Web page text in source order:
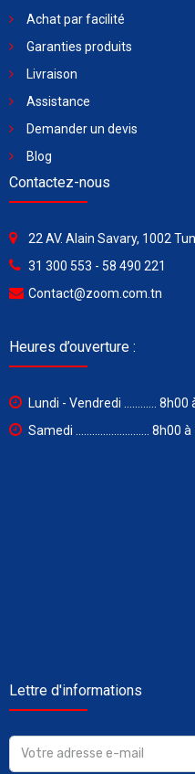
Achat par facilité
Garanties produits
Livraison
Assistance
Demander un devis
Blog
Contactez-nous
22 AV. Alain Savary, 1002
31 300 553 - 58 490 221
Contact@zoom.com.tn
Heures d’ouverture :
Lundi - Vendredi ............ 8h00
Samedi ........................... 8h00
Lettre d'informations